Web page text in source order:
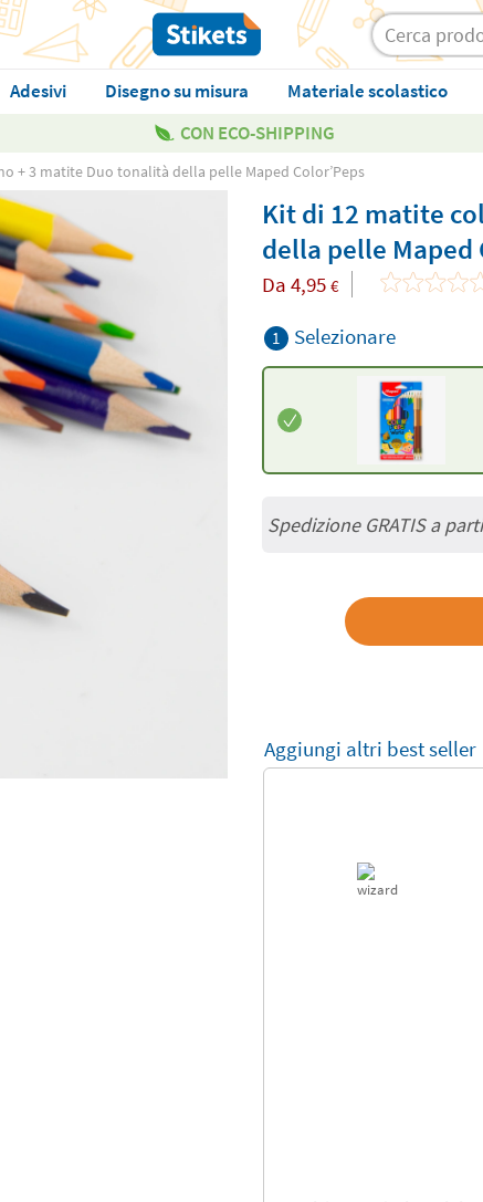
Adesivi Disegno su misura Materiale scolastico
CON ECO-SHIPPING
+ 3 matite Duo tonalità della pelle Maped Color’Peps
Kit di 12 matite
della pelle Maped
Da 4,95 €
1 Selezionare
Spedizione GRATIS a
Aggiungi altri best seller